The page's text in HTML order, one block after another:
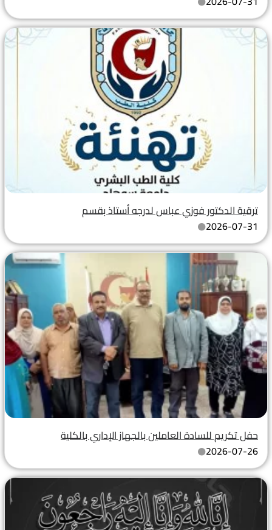
ترقية الدكتور فوزي عباس لدرجه أستاذ بقسم
2026-07-31
حفل تكريم للسادة العاملين بالجهاز الإداري بالكلية
2026-07-26